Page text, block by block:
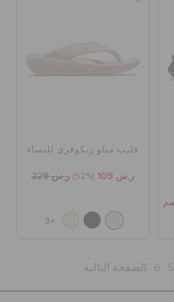
فليب ميلو ريكوفري للنساء
ر.س 109 (52%) ر.س 229
+3
5
6 الصفحة التالية